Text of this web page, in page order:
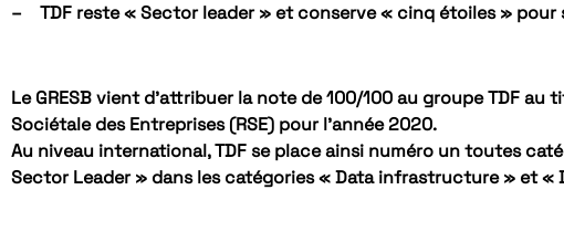
– TDF reste « Sector leader » et conserve « cinq étoiles » pour
Le GRESB vient d’attribuer la note de 100/100 au groupe TDF
Sociétale des Entreprises (RSE) pour l’année 2020.
Au niveau international, TDF se place ainsi numéro un toutes
Sector Leader » dans les catégories « Data infrastructure » et